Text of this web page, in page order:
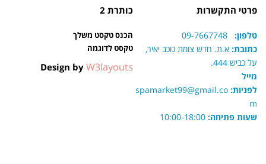
פרטי התקשרות
טלפון:
כתובת: א.ת. חדש צומת כוכב יאיר,
על כביש 444.
מייל
לפניות: spamarket99@gmail.co
m
שעות פתיחה:
כותרת 2
הכנס טקסט משלך
טקסט לדוגמה
Design by W3layouts